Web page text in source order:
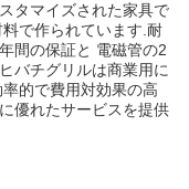
タマイズされた家具で
で作られています.耐
間の保証と 電磁管の2
バチグリルは商業用に
的で費用対効果の高
優れたサービスを提供